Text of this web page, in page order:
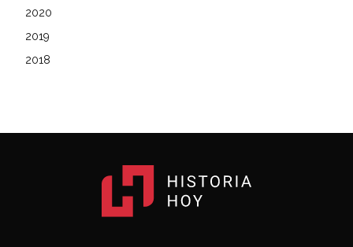
2020
2019
2018